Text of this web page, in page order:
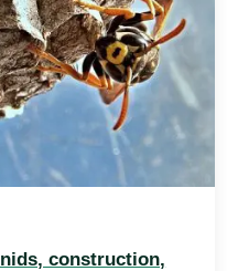
construction,